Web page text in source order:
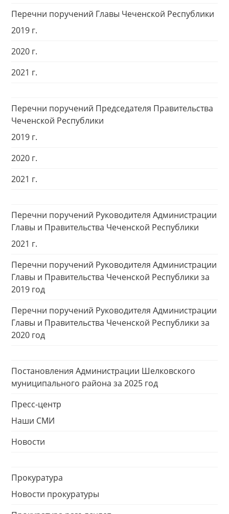
Перечни поручений Главы Чеченской Республики
2019 г.
2020 г.
2021 г.
Перечни поручений Председателя Правительства
Чеченской Республики
2019 г.
2020 г.
2021 г.
Перечни поручений Руководителя Администрации
Главы и Правительства Чеченской Республики
2021 г.
Перечни поручений Руководителя Администрации
Главы и Правительства Чеченской Республики за
2019 год
Перечни поручений Руководителя Администрации
Главы и Правительства Чеченской Республики за
2020 год
Постановления Администрации Шелковского
муниципального района за 2025 год
Пресс-центр
Наши СМИ
Новости
Прокуратура
Новости прокуратуры